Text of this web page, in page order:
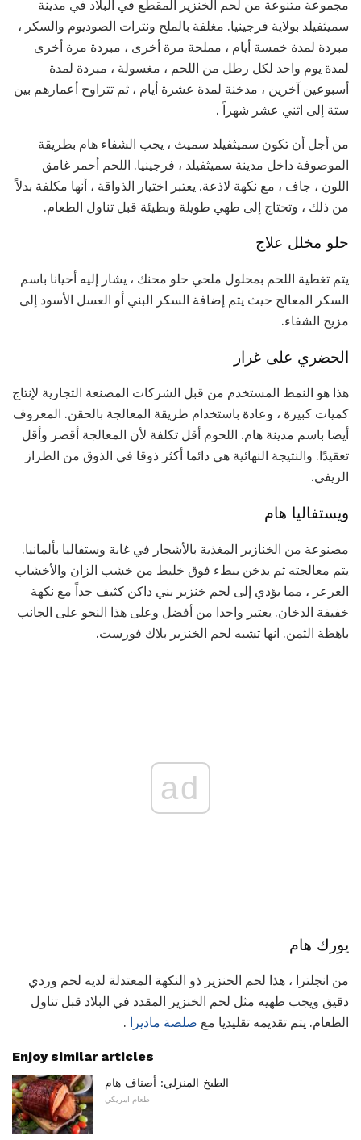
مجموعة متنوعة من لحم الخنزير المقطّع في البلاد في مدينة
سميثفيلد بولاية فرجينيا. مغلفة بالملح ونترات الصوديوم والسكر ،
مبردة لمدة خمسة أيام ، مملحة مرة أخرى ، مبردة مرة أخرى
لمدة يوم واحد لكل رطل من اللحم ، مغسولة ، مبردة لمدة
أسبوعين آخرين ، مدخنة لمدة عشرة أيام ، ثم تتراوح أعمارهم بين
ستة إلى اثني عشر شهراً .
من أجل أن تكون سميثفيلد سميث ، يجب الشفاء هام بطريقة
الموصوفة داخل مدينة سميثفيلد ، فرجينيا. اللحم أحمر غامق
اللون ، جاف ، مع نكهة لاذعة. يعتبر اختيار الذواقة ، أنها مكلفة بدلاً
من ذلك ، وتحتاج إلى طهي طويلة وبطيئة قبل تناول الطعام.
حلو مخلل علاج
يتم تغطية اللحم بمحلول ملحي حلو محنك ، يشار إليه أحيانا باسم
السكر المعالج حيث يتم إضافة السكر البني أو العسل الأسود إلى
مزيج الشفاء.
الحضري على غرار
هذا هو النمط المستخدم من قبل الشركات المصنعة التجارية لإنتاج
كميات كبيرة ، وعادة باستخدام طريقة المعالجة بالحقن. المعروف
أيضا باسم مدينة هام. اللحوم أقل تكلفة لأن المعالجة أقصر وأقل
تعقيدًا. والنتيجة النهائية هي دائما أكثر ذوقا في الذوق من الطراز
الريفي.
ويستفاليا هام
مصنوعة من الخنازير المغذية بالأشجار في غابة وستفاليا بألمانيا.
يتم معالجته ثم يدخن ببطء فوق خليط من خشب الزان والأخشاب
العرعر ، مما يؤدي إلى لحم خنزير بني داكن كثيف جداً مع نكهة
خفيفة الدخان. يعتبر واحدا من أفضل وعلى هذا النحو على الجانب
باهظة الثمن. انها تشبه لحم الخنزير بلاك فورست.
ad
يورك هام
من انجلترا ، هذا لحم الخنزير ذو النكهة المعتدلة لديه لحم وردي
دقيق ويجب طهيه مثل لحم الخنزير المقدد في البلاد قبل تناول
الطعام. يتم تقديمه تقليديا مع صلصة ماديرا .
Enjoy similar articles
الطبخ المنزلي: أصناف هام
طعام امريكي